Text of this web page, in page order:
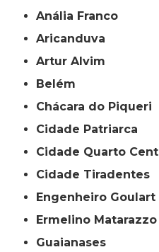
Anália Franco
Aricanduva
Artur Alvim
Belém
Chácara do Piqueri
Cidade Patriarca
Cidade Quarto
Cidade Tiradentes
Engenheiro Goulart
Ermelino Matarazzo
Guaianases